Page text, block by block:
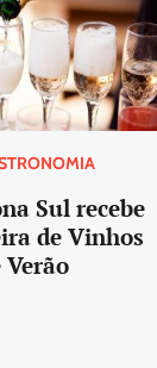
Sul recebe
de Vinhos
Verão